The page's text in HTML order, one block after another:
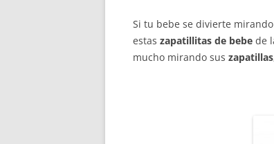
Si tu bebe se divierte
estas zapatillitas de bebe de
mucho mirando sus zapatillas